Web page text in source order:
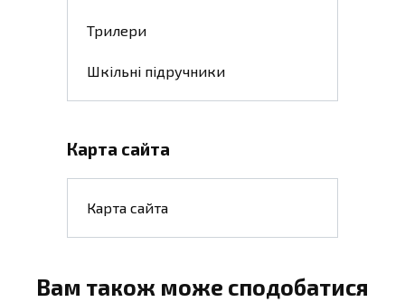
Трилери
Шкільні підручники
Карта сайта
Карта сайта
Вам також може сподобатися